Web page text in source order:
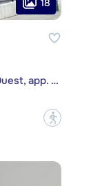
5250, boulevard Henri-Bourassa Ouest, app. 114
?